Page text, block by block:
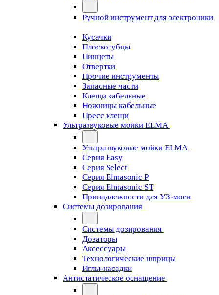
Ручной инструмент для электроники
Кусачки
Плоскогубцы
Пинцеты
Отвертки
Прочие инструменты
Запасные части
Клещи кабельные
Ножницы кабельные
Пресс клещи
Ультразвуковые мойки ELMA
Ультразвуковые мойки ELMA
Серия Easy
Серия Select
Серия Elmasonic P
Серия Elmasonic ST
Принадлежности для УЗ-моек
Системы дозирования
Системы дозирования
Дозаторы
Аксессуары
Технологические шприцы
Иглы-насадки
Антистатическое оснащение